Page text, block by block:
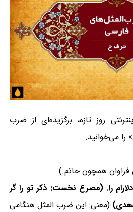
روز تازه، برگزیده‌ای از ضرب
می‌خوانید.
همچون حاتم.)
را. (مصرع نخست: ذکر تو را گر
(معنی: این ضرب المثل هنگامی